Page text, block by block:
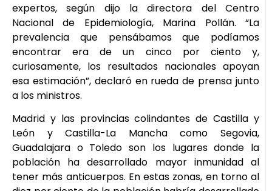
expertos, según dijo la directora del Centro
Nacional de Epidemiología, Marina Pollán. “La
prevalencia que pensábamos que podíamos
encontrar era de un cinco por ciento y,
curiosamente, los resultados nacionales apoyan
esa estimación”, declaró en rueda de prensa junto
a los ministros.
Madrid y las provincias colindantes de Castilla y
León y Castilla-La Mancha como Segovia,
Guadalajara o Toledo son los lugares donde la
población ha desarrollado mayor inmunidad al
tener más anticuerpos. En estas zonas, en torno al